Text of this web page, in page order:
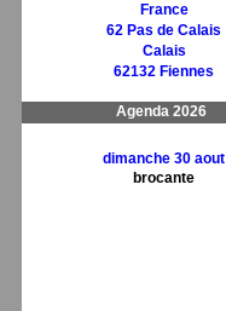
France
62 Pas de Calais
Calais
62132 Fiennes
Agenda 2026
dimanche 30 aout
brocante